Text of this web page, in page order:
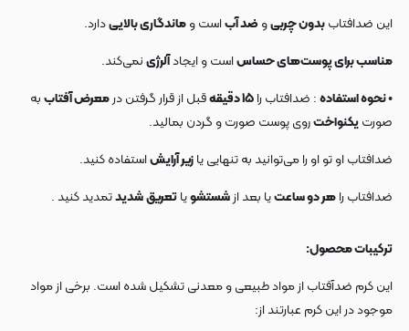
این ضدافتاببدون چربیوضد آباست وماندگاری بالاییدارد.
مناسب برای پوست‌های حساساست و ایجادآلرژینمی‌کند.
• نحوه استفاده: ضدافتاب را۱۵ دقیقه قبل از قرار گرفتن درمعرض آفتاببه
صورتیکنواختروی پوست صورت و گردن بمالید.
ضدافتاب او تو او را می‌توانید به تنهایی یازیر آرایشاستفاده کنید.
ضدافتاب راهر دو ساعتیا بعد ازشستشویاتعریقشدیدتمدید کنید .
ترکیبات محصول:
این کرم ضدآفتاب از مواد طبیعی و معدنی تشکیل شده است. برخی از مواد
موجود در این کرم عبارتند از: